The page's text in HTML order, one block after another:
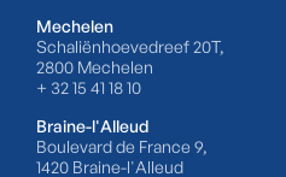
Mechelen
Schaliënhoevedreef 20T,
2800 Mechelen
+ 32 15 41 18 10
Braine-l'Alleud
Boulevard de France 9,
1420 Braine-l'Alleud